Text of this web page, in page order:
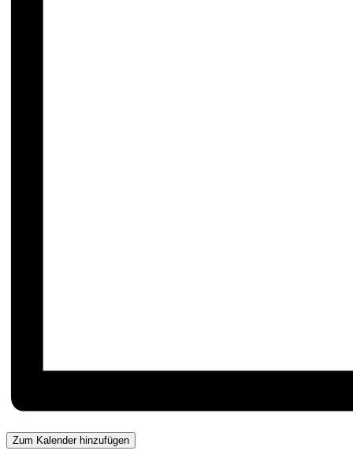
Zum Kalender hinzufügen